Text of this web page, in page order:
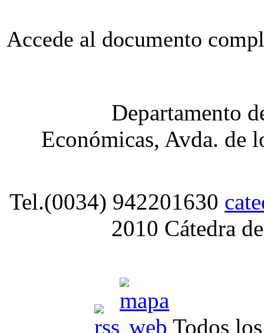
Accede al documento
Departamento
Económicas, Avda. de
Tel.(0034) 942201630
2010 Cátedra
Todos